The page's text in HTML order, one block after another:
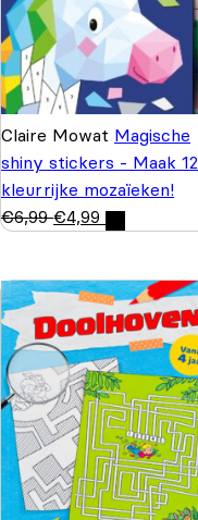
Claire Mowat Magische
shiny stickers - Maak 12
kleurrijke mozaïeken!
€6,99 €4,99